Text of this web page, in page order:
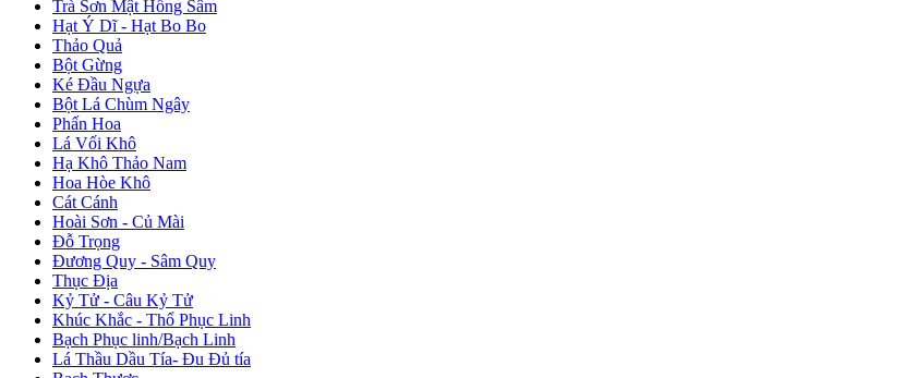
Trà Sơn Mật Hồng Sâm
Hạt Ý Dĩ - Hạt Bo Bo
Thảo Quả
Bột Gừng
Ké Đầu Ngựa
Bột Lá Chùm Ngây
Phấn Hoa
Lá Vối Khô
Hạ Khô Thảo Nam
Hoa Hòe Khô
Cát Cánh
Hoài Sơn - Củ Mài
Đỗ Trọng
Đương Quy - Sâm Quy
Thục Địa
Kỷ Tử - Câu Kỷ Tử
Khúc Khắc - Thổ Phục Linh
Bạch Phục linh/Bạch Linh
Lá Thầu Dầu Tía- Đu Đủ tía